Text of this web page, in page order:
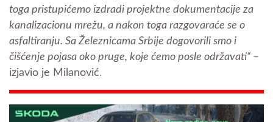
toga pristupićemo izdradi projektne dokumentacije za
kanalizacionu mrežu, a nakon toga razgovaraće se o
asfaltiranju. Sa Železnicama Srbije dogovorili smo i
čišćenje pojasa oko pruge, koje ćemo posle održavati“ –
izjavio je Milanović.